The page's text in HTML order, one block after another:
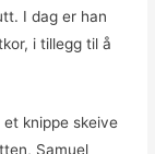
I dag er han
i tillegg til å
knippe skeive
Samuel